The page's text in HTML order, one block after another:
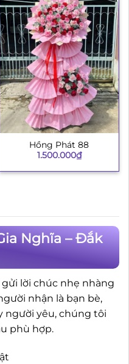
Hồng Phát 88
1.500.000₫
Nghĩa – Đắk
lời chúc nhẹ nhàng
nhận là bạn bè,
người yêu, chúng tôi
phù hợp.